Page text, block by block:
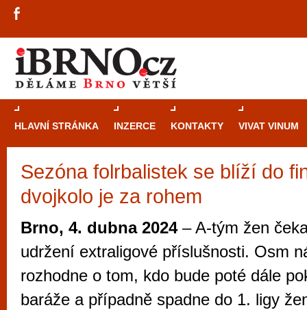
HLAVNÍ STRÁNKA INZERCE KONTAKTY VIVAT VINUM
Sezóna folrbalistek se blíží do
dvojkolo je za rohem
Brno, 4. dubna 2024– A-tým žen
udržení extraligové příslušnosti. Osm
rozhodne o tom, kdo bude poté dále
baráže a případně spadne do 1. ligy
Průvodce
Brně: Od
Brno je
zajímavé
restaurace,
Mimo jiné je ale také místem, kde si